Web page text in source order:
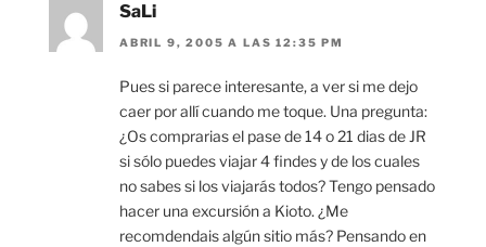
SaLi
ABRIL 9, 2005 A LAS 12:35 PM
Pues si parece interesante, a ver si me dejo
caer por allí cuando me toque. Una pregunta:
¿Os comprarias el pase de 14 o 21 dias de JR
si sólo puedes viajar 4 findes y de los cuales
no sabes si los viajarás todos? Tengo pensado
hacer una excursión a Kioto. ¿Me
recomdendais algún sitio más? Pensando en